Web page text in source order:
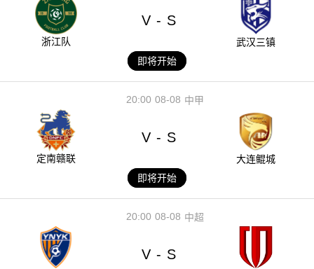
浙江队
V - S
武汉三镇
即将开始
08-08
20:00 中甲
定南赣联
V - S
大连鲲城
即将开始
08-08
20:00 中超
V - S